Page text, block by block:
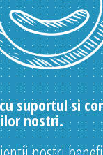
suportul si
nostri.